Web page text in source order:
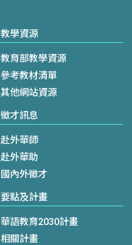
教學資源
教育部教學資源
參考教材清單
其他網站資源
徵才訊息
赴外華師
赴外華助
國內外徵才
要點及計畫
華語教育2030計畫
相關計畫